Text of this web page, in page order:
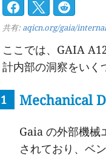
共有: aqicn.org/gaia/
ここでは、GAIA
計内部の洞察をいく
Mechanical
Gaia の外部機械
されており、ベ